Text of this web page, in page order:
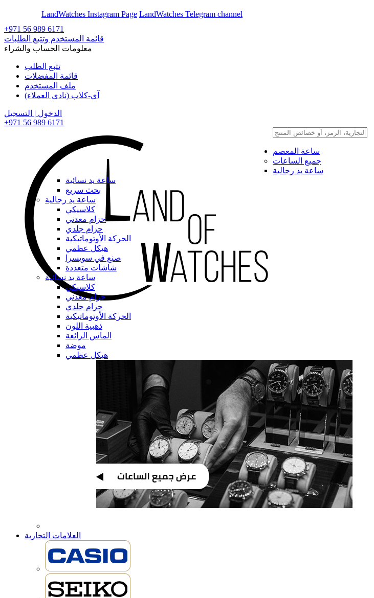
LandWatches Instagram Page LandWatches Telegram channel
+971 56 989 6171
قائمة المستخدم وتتبع الطلبات
معلومات الحساب والشراء
تتبع الطلب
قائمة المفضلات
ملف المستخدم
آي-كلاب (نادي العملاء)
الدخول | التسجيل
+971 56 989 6171
ساعة المعصم
جميع الساعات
ساعة يد رجالية
ساعة يد نسائية
بحث سريع
ساعة يد رجالية
كلاسيكي
حزام معدني
حزام جلدي
الحركة الأوتوماتيكية
هيكل عظمي
صنع في سويسرا
شاشات متعددة
ساعة يد نسائية
كلاسيكي
حزام معدني
حزام جلدي
الحركة الأوتوماتيكية
ذهبية اللون
الماس الرائعة
موضة
هيكل عظمي
العلامات التجارية